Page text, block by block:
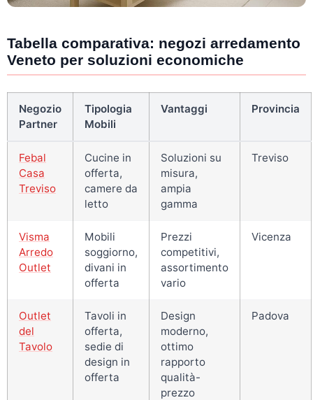
Tabella comparativa: negozi arredamento
Veneto per soluzioni economiche
Negozio
Partner
Tipologia
Mobili
Vantaggi Provincia
Febal
Casa
Treviso
Cucine in
offerta,
camere da
letto
Soluzioni su
misura,
ampia
gamma
Treviso
Visma
Arredo
Outlet
Mobili
soggiorno,
divani in
offerta
Prezzi
competitivi,
assortimento
vario
Vicenza
Outlet
del
Tavolo
Tavoli in
offerta,
sedie di
design in
offerta
Design
moderno,
ottimo
rapporto
qualità-
prezzo
Padova